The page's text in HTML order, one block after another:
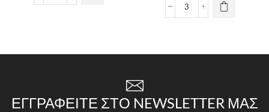
ΕΓΓΡΑΦΕΊΤΕ ΣΤΟ NEWSLETTER ΜΑΣ